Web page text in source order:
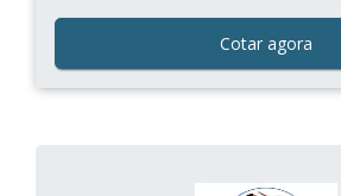
Cotar agora